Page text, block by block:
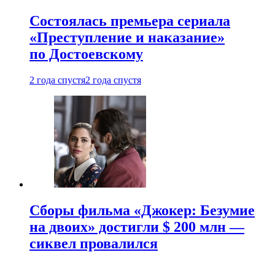
Состоялась премьера сериала
«Преступление и наказание»
по Достоевскому
2 года спустя2 года спустя
Сборы фильма «Джокер: Безумие
на двоих» достигли $ 200 млн —
сиквел провалился